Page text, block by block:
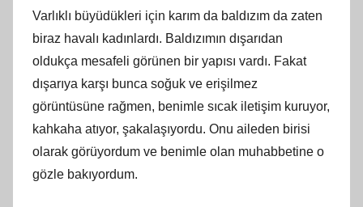
Varlıklı büyüdükleri için karım da baldızım da zaten
biraz havalı kadınlardı. Baldızımın dışarıdan
oldukça mesafeli görünen bir yapısı vardı. Fakat
dışarıya karşı bunca soğuk ve erişilmez
görüntüsüne rağmen, benimle sıcak iletişim kuruyor,
kahkaha atıyor, şakalaşıyordu. Onu aileden birisi
olarak görüyordum ve benimle olan muhabbetine o
gözle bakıyordum.